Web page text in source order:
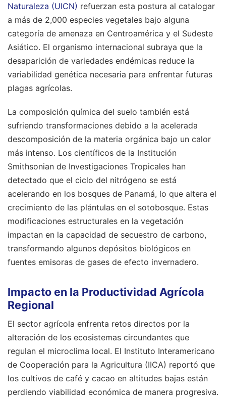
Naturaleza (UICN) refuerzan esta postura al catalogar
a más de 2,000 especies vegetales bajo alguna
categoría de amenaza en Centroamérica y el Sudeste
Asiático. El organismo internacional subraya que la
desaparición de variedades endémicas reduce la
variabilidad genética necesaria para enfrentar futuras
plagas agrícolas.
La composición química del suelo también está
sufriendo transformaciones debido a la acelerada
descomposición de la materia orgánica bajo un calor
más intenso. Los científicos de la Institución
Smithsonian de Investigaciones Tropicales han
detectado que el ciclo del nitrógeno se está
acelerando en los bosques de Panamá, lo que altera el
crecimiento de las plántulas en el sotobosque. Estas
modificaciones estructurales en la vegetación
impactan en la capacidad de secuestro de carbono,
transformando algunos depósitos biológicos en
fuentes emisoras de gases de efecto invernadero.
Impacto en la Productividad Agrícola
Regional
El sector agrícola enfrenta retos directos por la
alteración de los ecosistemas circundantes que
regulan el microclima local. El Instituto Interamericano
de Cooperación para la Agricultura (IICA) reportó que
los cultivos de café y cacao en altitudes bajas están
perdiendo viabilidad económica de manera progresiva.